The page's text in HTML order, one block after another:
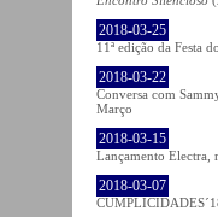
2018-03-25
11ª edição da Festa
2018-03-22
Conversa com
Março
2018-03-15
Lançamento Electra,
2018-03-07